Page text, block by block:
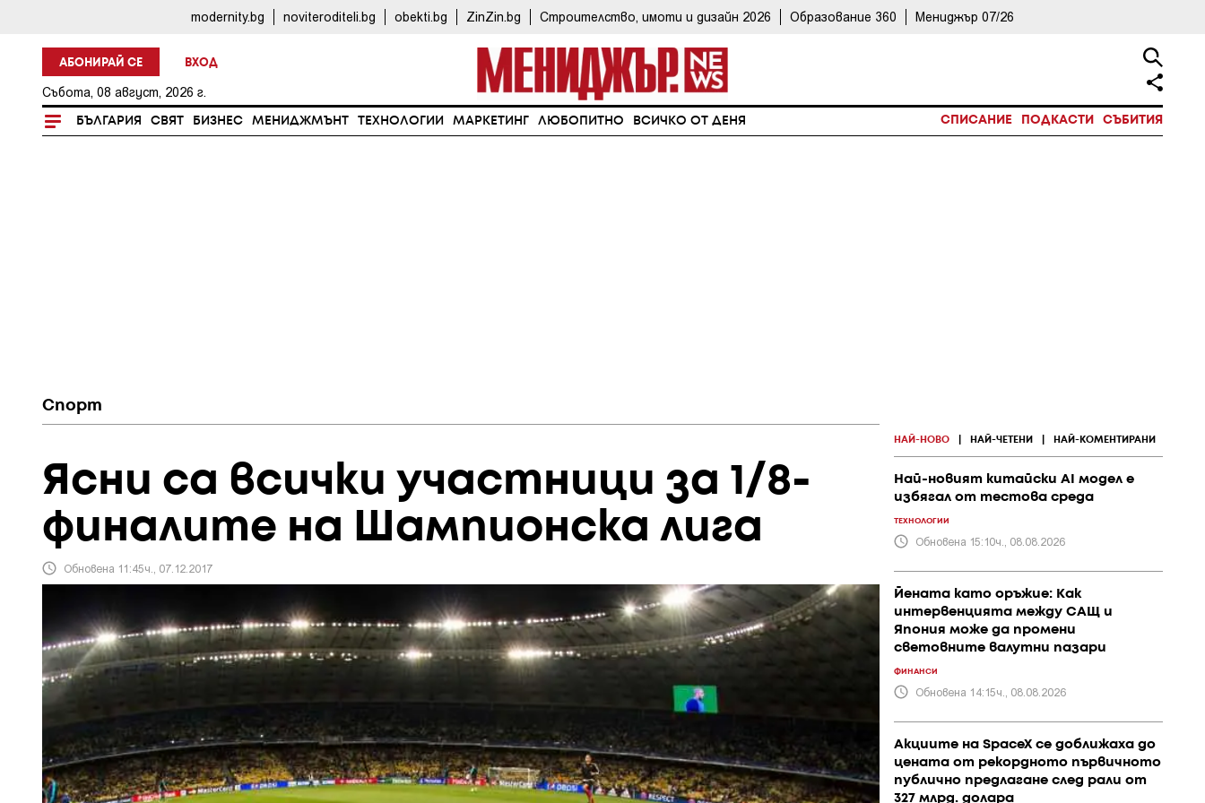
modernity.bg noviteroditeli.bg obekti.bg ZinZin.bg Строителство, имоти и дизайн 2026 Образование 360 Мениджър 07/26
АБОНИРАЙ СЕ ВХОД
Събота, 08 август, 2026 г.
БЪЛГАРИЯ СВЯТ БИЗНЕС МЕНИДЖМЪНТ ТЕХНОЛОГИИ МАРКЕТИНГ ЛЮБОПИТНО ВСИЧКО ОТ ДЕНЯ СПИСАНИЕ ПОДКАСТИ СЪБИТИЯ
Спорт
Ясни са всички участници за 1/8-
финалите на Шампионска лига
Обновена 11:45ч., 07.12.2017
НАЙ-НОВО НАЙ-ЧЕТЕНИ НАЙ-КОМЕНТИРАНИ
Най-новият китайски AI модел е
избягал от тестова среда
ТЕХНОЛОГИИ
Обновена 15:10ч., 08.08.2026
Йената като оръжие: Как
интервенцията между САЩ и
Япония може да промени
световните валутни пазари
ФИНАНСИ
Обновена 14:15ч., 08.08.2026
Акциите на SpaceX се доближаха до
цената от рекордното първичното
публично предлагане след рали от
327 млрд. долара